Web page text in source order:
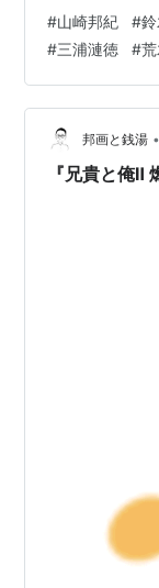
を浴びせられ
甘美な快感とし
た男は…。
木慶愧/松浦祐
大/佐々木麻由
道着のやつに
#山崎邦紀 #
#三浦漣徳 #
邦画と銭湯 •
『兄貴と俺Ⅱ